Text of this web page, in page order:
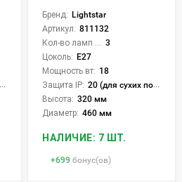
Бренд: Lightstar
Артикул: 811132
3
Цоколь: E27
Мощность вт: 18
Защита IP: 20 (для сухих пом.)
Высота: 320 мм
Диаметр: 460 мм
НАЛИЧИЕ: 7 ШТ.
+699 бонус(ов)